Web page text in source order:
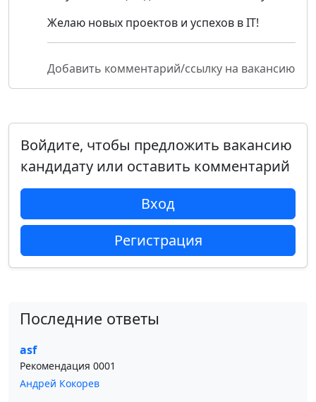
Желаю новых проектов и успехов в IT!
Добавить комментарий/ссылку на вакансию
Войдите, чтобы предложить вакансию
кандидату или оставить комментарий
Вход
Регистрация
Последние ответы
asf
Рекомендация 0001
Андрей Кокорев